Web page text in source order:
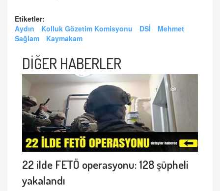
Etiketler:
Aydın
Kolluk Gözetim Komisyonu DSİ
Mehmet
Sağlam
Kaymakam
DİĞER HABERLER
22 ilde FETÖ operasyonu: 128 şüpheli
yakalandı